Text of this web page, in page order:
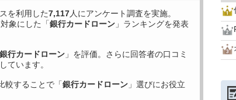
を利用した7,117人にアンケート調査を実施。
象にした「銀行カードローン 」ランキングを発表
銀行カードローン 」を評価。さらに回答者の口コミ
ています。
較することで「銀行カードローン 」選びにお役立